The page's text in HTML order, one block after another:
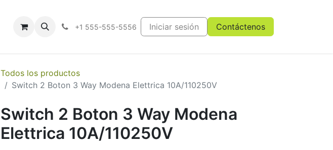
Ayuda +1 555-555-5556 Iniciar sesión Contáctenos
Todos los productos
Switch 2 Boton 3 Way Modena Elettrica 10A/110250V
Switch 2 Boton 3 Way Modena
Elettrica 10A/110250V